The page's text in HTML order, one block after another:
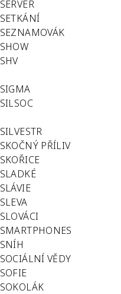
SERVER
SETKÁNÍ
SEZNAMOVÁK
SHOW
SHV
SIGMA
SILSOC
SILVESTR
SKOČNÝ PŘÍLIV
SKOŘICE
SLADKÉ
SLÁVIE
SLEVA
SLOVÁCI
SMARTPHONES
SNÍH
SOCIÁLNÍ VĚDY
SOFIE
SOKOLÁK